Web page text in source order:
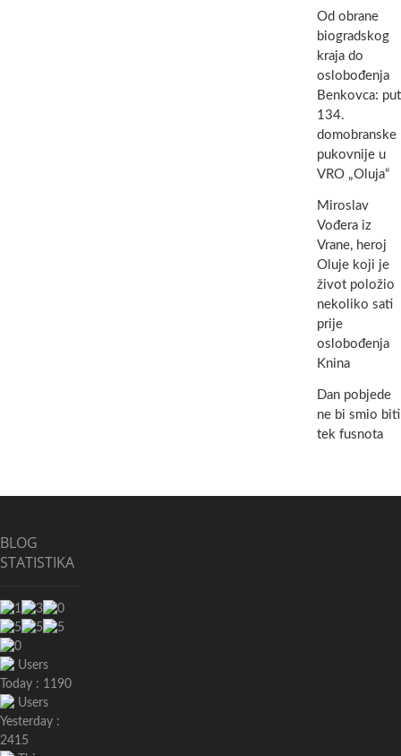
Od obrane
biogradskog
kraja do
oslobođenja
Benkovca: put
134.
domobranske
pukovnije u
VRO „Oluja“
Miroslav
Vođera iz
Vrane, heroj
Oluje koji je
život položio
nekoliko sati
prije
oslobođenja
Knina
Dan pobjede
ne bi smio biti
tek fusnota
BLOG
STATISTIKA
Users
Today : 1190
Users
Yesterday :
2415